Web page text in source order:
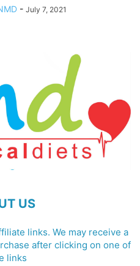
- July 7, 2021
US
links. We may receive a
after clicking on one of
links